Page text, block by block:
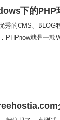
下的PHP
秀的CMS、BLOG
PHPnow就是一款